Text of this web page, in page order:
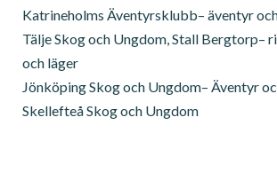
Katrineholms Äventyrsklubb– äventyr
Tälje Skog och Ungdom, Stall Bergtorp–
och läger
Jönköping Skog och Ungdom– Äventyr
Skellefteå Skog och Ungdom